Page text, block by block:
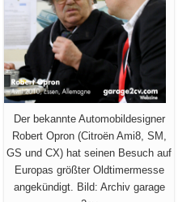
Der bekannte Automobildesigner
Robert Opron (Citroën Ami8, SM,
GS und CX) hat seinen Besuch auf
Europas größter Oldtimermesse
angekündigt. Bild: Archiv garage